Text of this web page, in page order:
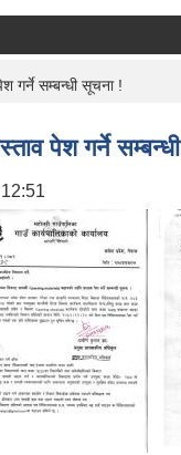
गर्ने सम्बन्धी सूचना !
पेश गर्ने